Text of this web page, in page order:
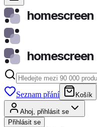
homescreen
homescreen
Seznam přání Košík
Ahoj, přihlásit se
Přihlásit se